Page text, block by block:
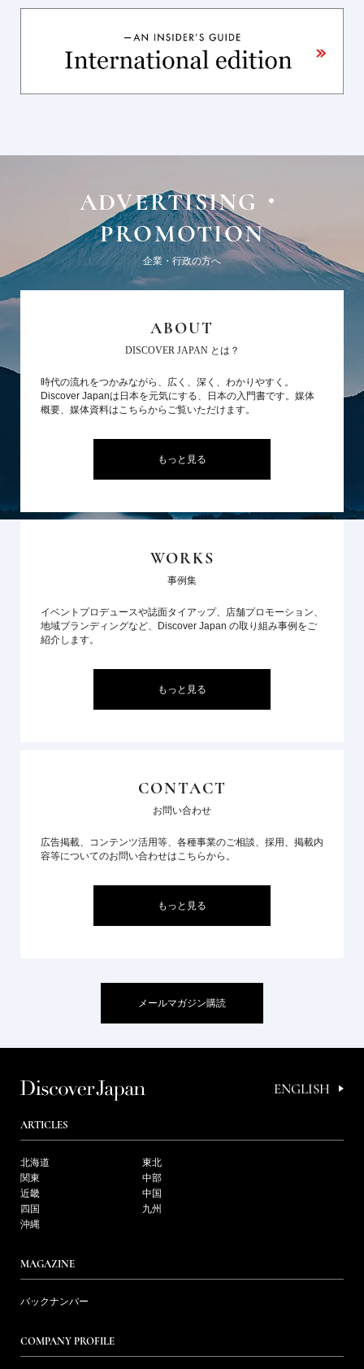
ADVERTISING・
PROMOTION
企業・行政の方へ
ABOUT
DISCOVER JAPAN とは？
時代の流れをつかみながら、広く、深く、わかりやすく。
Discover Japanは日本を元気にする、日本の入門書です。媒体
概要、媒体資料はこちらからご覧いただけます。
もっと見る
WORKS
事例集
イベントプロデュースや誌面タイアップ、店舗プロモーション、
地域ブランディングなど、Discover Japan の取り組み事例をご
紹介します。
もっと見る
CONTACT
お問い合わせ
広告掲載、コンテンツ活用等、各種事業のご相談、採用、掲載内
容等についてのお問い合わせはこちらから。
もっと見る
メールマガジン購読
ENGLISH
ARTICLES
北海道
東北
関東
中部
近畿
中国
四国
九州
沖縄
MAGAZINE
バックナンバー
COMPANY PROFILE